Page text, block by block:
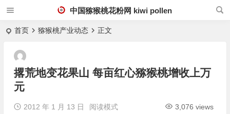
中国猕猴桃花粉网 kiwi pollen
首页 猕猴桃产业动态 正文
撂荒地变花果山 每亩红心猕猴桃增收上万
元
2012 年 1 月 13 日 3,076 views
阅读模式